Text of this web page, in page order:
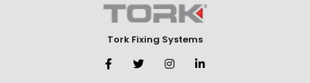
Tork Fixing Systems